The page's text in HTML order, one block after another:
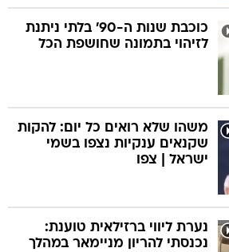
כוכבת שנות ה-90' בלתי ניתנת
לזיהוי בתמונה שחושפת הכל
משהו שלא רואים כל יום: להקות
שקנאים ענקיות נצפו בשמי
ישראל | צפו
נערת ליווי ברזילאית טוענת:
נכנסתי להריון מניימאר במהלך